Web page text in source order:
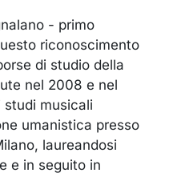
- primo
riconoscimento
di studio della
nel 2008 e nel
studi musicali
umanistica presso
laureandosi
e in seguito in